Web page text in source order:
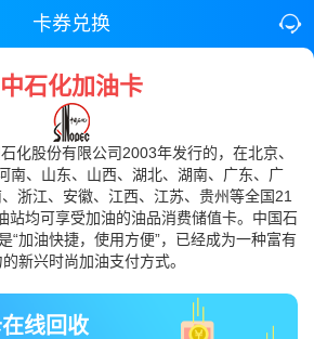
卡券兑换
中石化加油卡
化股份有限公司2003年发行的，在北京、
南、山东、山西、湖北、湖南、广东、广
浙江、安徽、江西、江苏、贵州等全国21
站均可享受加油的油品消费储值卡。中国石
“加油快捷，使用方便”，已经成为一种富有
新兴时尚加油支付方式。
线回收